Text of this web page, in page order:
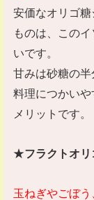
安価なオリゴ
ものは、この
いです。
甘みは砂糖の半
料理につかい
メリットです。
★フラクトオリ
玉ねぎやごぼう